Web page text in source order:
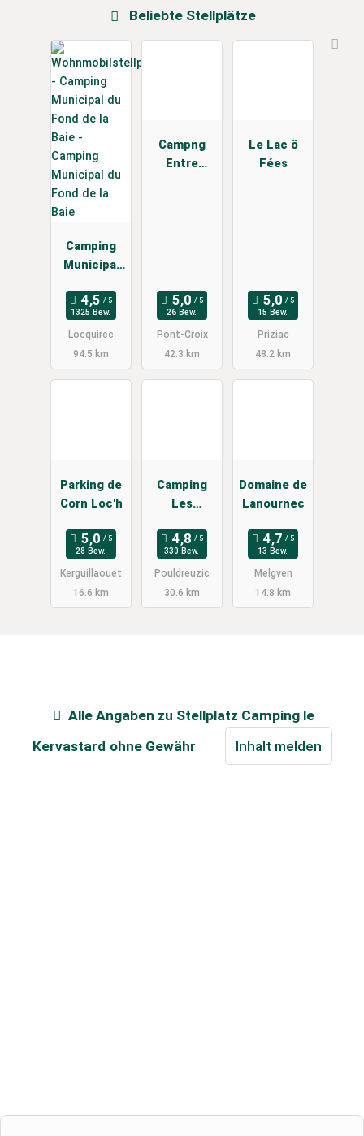
Beliebte Stellplätze
Camping
Municipal
la Baie
1325 Bew.
Locquirec
94.5 km
Campng
Entre
26 Bew.
Pont-Croix
42.3 km
Le Lac ô
Fées
15 Bew.
Priziac
48.2 km
Parking de
Corn Loc'h
28 Bew.
Kerguillaouet
16.6 km
Camping
Les
330 Bew.
Pouldreuzic
30.6 km
Domaine de
Lanournec
13 Bew.
Melgven
14.8 km
Alle Angaben zu Stellplatz Camping le
Kervastard ohne Gewähr Inhalt melden